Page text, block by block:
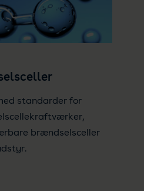
standarder for
brændselsceller